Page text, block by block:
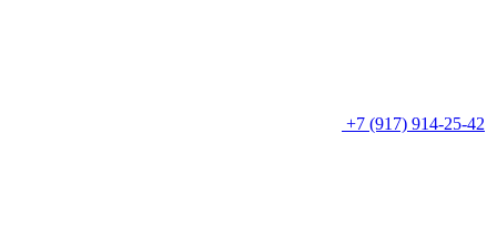
+7 (917) 914-25-42